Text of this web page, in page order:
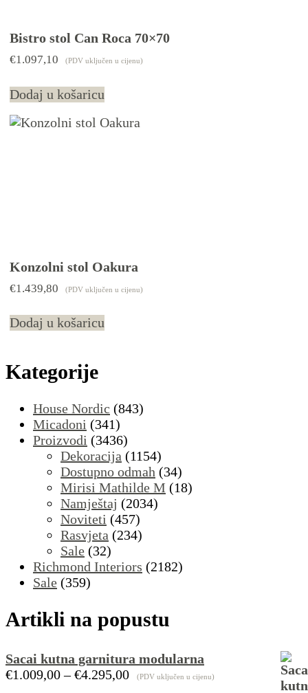
Bistro stol Can Roca 70×70
€1.097,10 (PDV uključen u cijenu)
Dodaj u košaricu
Konzolni stol Oakura
€1.439,80 (PDV uključen u cijenu)
Dodaj u košaricu
Kategorije
House Nordic (843)
Micadoni (341)
Proizvodi (3436)
Dekoracija (1154)
Dostupno odmah (34)
Mirisi Mathilde M (18)
Namještaj (2034)
Noviteti (457)
Rasvjeta (234)
Sale (32)
Richmond Interiors (2182)
Sale (359)
Artikli na popustu
Sacai kutna garnitura modularna
€1.009,00 – €4.295,00 Raspon
(PDV uključen u cijenu)